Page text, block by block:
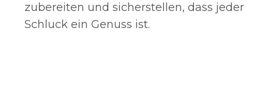
zubereiten und sicherstellen, dass jeder
Schluck ein Genuss ist.